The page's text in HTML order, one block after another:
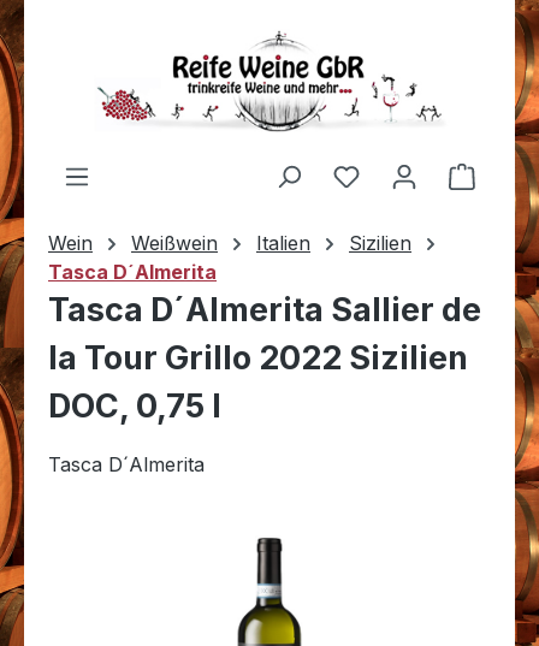
Zum Hauptinhalt springen
Du hast 0
Wein Weißwein Italien
Sizilien
Tasca D´Almerita
Tasca D´Almerita Sallier de
la Tour Grillo 2022 Sizilien
DOC, 0,75 l
Tasca D´Almerita
Bildergalerie überspringen